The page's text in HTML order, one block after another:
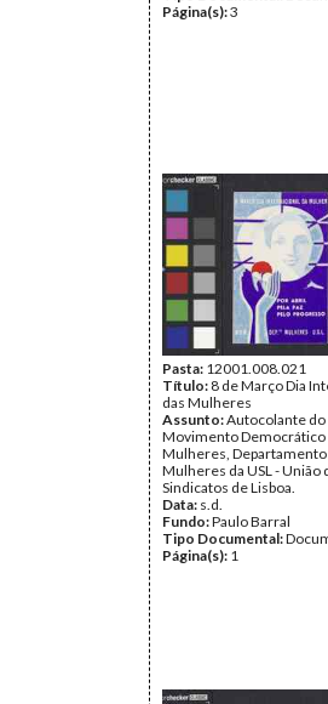
Página(s):3
Pasta: 12001.008.021
Título: 8 de Março Dia
das Mulheres
Assunto:Autocolante do
Movimento Democrático
Mulheres,
Mulheres da USL - União
Sindicatos de Lisboa.
Data: s.d.
Fundo:Paulo Barral
Tipo Documental:
Página(s): 1